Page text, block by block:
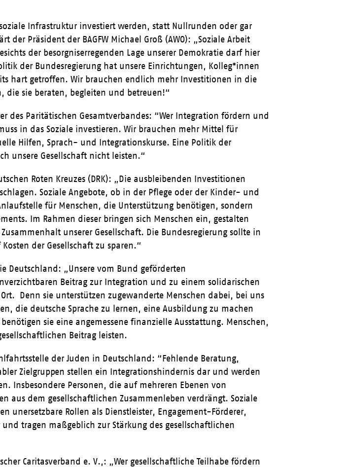
Infrastruktur investiert werden, statt Nullrunden oder gar
der Präsident der BAGFW Michael Groß (AWO): „Soziale Arbeit
der besorgniserregenden Lage unserer Demokratie darf hier
der Bundesregierung hat unsere Einrichtungen, Kolleg*innen
hart getroffen. Wir brauchen endlich mehr Investitionen in die
die sie beraten, begleiten und betreuen!“
des Paritätischen Gesamtverbandes: “Wer Integration fördern und
in das Soziale investieren. Wir brauchen mehr Mittel für
Hilfen, Sprach- und Integrationskurse. Eine Politik der
unsere Gesellschaft nicht leisten.“
Roten Kreuzes (DRK): „Die ausbleibenden Investitionen
Soziale Angebote, ob in der Pflege oder der Kinder- und
für Menschen, die Unterstützung benötigen, sondern
Im Rahmen dieser bringen sich Menschen ein, gestalten
unserer Gesellschaft. Die Bundesregierung sollte in
der Gesellschaft zu sparen.“
Deutschland: „Unsere vom Bund geförderten
Beitrag zur Integration und zu einem solidarischen
Denn sie unterstützen zugewanderte Menschen dabei, bei uns
die deutsche Sprache zu lernen, eine Ausbildung zu machen
sie eine angemessene finanzielle Ausstattung. Menschen,
Beitrag leisten.
der Juden in Deutschland: “Fehlende Beratung,
Zielgruppen stellen ein Integrationshindernis dar und werden
Insbesondere Personen, die auf mehreren Ebenen von
aus dem gesellschaftlichen Zusammenleben verdrängt. Soziale
unersetzbare Rollen als Dienstleister, Engagement-Förderer,
tragen maßgeblich zur Stärkung des gesellschaftlichen
Caritasverband e. V.,: „Wer gesellschaftliche Teilhabe fördern